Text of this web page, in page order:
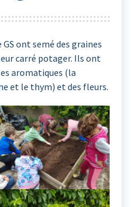
ont semé des graines
carré potager. Ils ont
aromatiques (la
et le thym) et des fleurs.